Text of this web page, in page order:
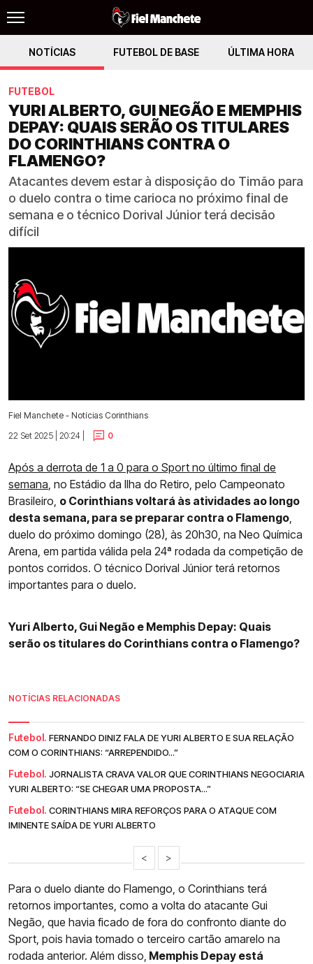
NOTÍCIAS FUTEBOL DE BASE ÚLTIMA HORA
FUTEBOL
YURI ALBERTO, GUI NEGÃO E MEMPHIS
DEPAY: QUAIS SERÃO OS TITULARES
DO CORINTHIANS CONTRA O
FLAMENGO?
Atacantes devem estar à disposição do Timão para
o duelo contra o time carioca no próximo final de
semana e o técnico Dorival Júnior terá decisão
difícil
Fiel Manchete - Notícias Corinthians
22 Set 2025 | 20:24 |
0
Após a derrota de 1 a 0 para o Sport no último final de
semana, no Estádio da Ilha do Retiro, pelo Campeonato
Brasileiro, o Corinthians voltará às atividades ao longo
desta semana, para se preparar contra o Flamengo,
duelo do próximo domingo (28), às 20h30, na Neo Química
Arena, em partida válida pela 24ª rodada da competição de
pontos corridos. O técnico Dorival Júnior terá retornos
importantes para o duelo.
Yuri Alberto, Gui Negão e Memphis Depay: Quais
serão os titulares do Corinthians contra o Flamengo?
NOTÍCIAS RELACIONADAS
Futebol. FERNANDO DINIZ FALA DE YURI ALBERTO E SUA RELAÇÃO
COM O CORINTHIANS: “ARREPENDIDO...”
Futebol. JORNALISTA CRAVA VALOR QUE CORINTHIANS NEGOCIARIA
YURI ALBERTO: “SE CHEGAR UMA PROPOSTA...”
Futebol. CORINTHIANS MIRA REFORÇOS PARA O ATAQUE COM
IMINENTE SAÍDA DE YURI ALBERTO
< >
Para o duelo diante do Flamengo, o Corinthians terá
retornos importantes, como a volta do atacante Gui
Negão, que havia ficado de fora do confronto diante do
Sport, pois havia tomado o terceiro cartão amarelo na
rodada anterior. Além disso, Memphis Depay está